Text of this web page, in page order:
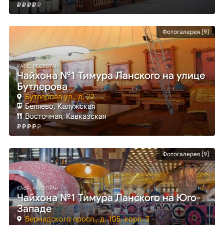
Фотогалерея [9]
КАФЕ, РЕСТОРАН
Чайхона №1 Тимура Ланского на улице
Бутлерова
Бутлерова ул., д. 22
Беляево, Калужская
Восточная, Кавказская
Фотогалерея [9]
КАФЕ, РЕСТОРАН
Чайхона №1 Тимура Ланского на Юго-
Западе
Вернадского просп., д. 105, корп. 3